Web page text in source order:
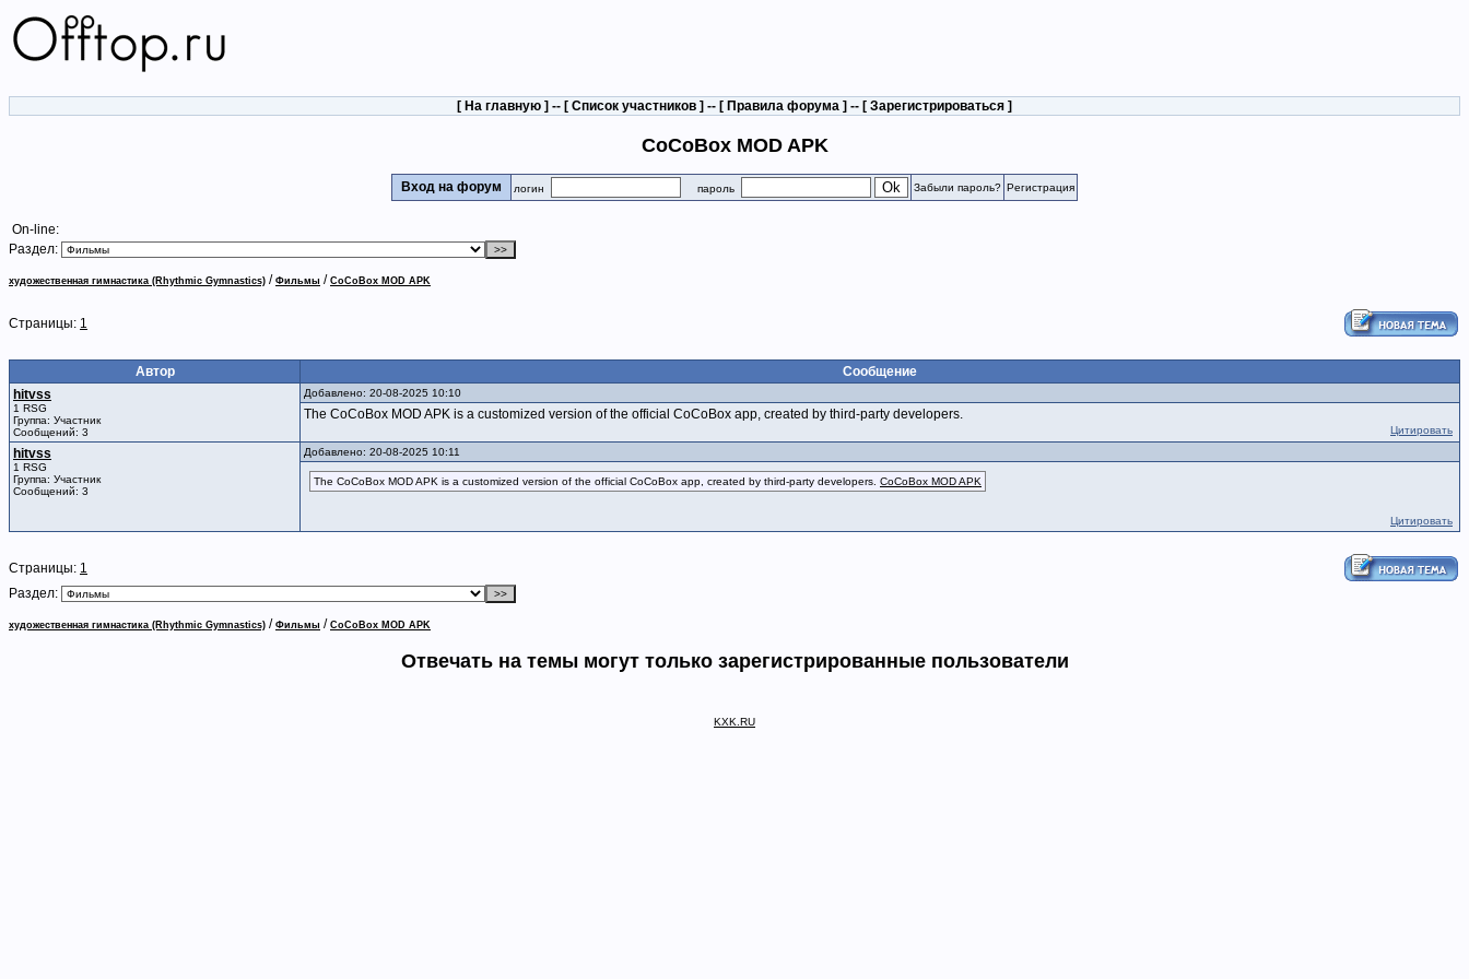
[ На главную ] -- [ Список участников ] -- [ Правила форума ] -- [ Зарегистрироваться ]
CoCoBox MOD APK
Вход на форум логин пароль Забыли пароль? Регистрация
On-line:
Раздел:
художественная гимнастика (Rhythmic Gymnastics) / Фильмы / CoCoBox MOD APK
Страницы: 1
Автор
Сообщение
hitvss
1 RSG
Группа: Участник
Сообщений: 3
Добавлено: 20-08-2025 10:10
The CoCoBox MOD APK is a customized version of the official CoCoBox app, created by third-party developers.
Цитировать
hitvss
1 RSG
Группа: Участник
Сообщений: 3
Добавлено: 20-08-2025 10:11
The CoCoBox MOD APK is a customized version of the official CoCoBox app, created by third-party developers. CoCoBox MOD APK
Цитировать
Страницы: 1
Раздел:
художественная гимнастика (Rhythmic Gymnastics) / Фильмы / CoCoBox MOD APK
Отвечать на темы могут только зарегистрированные пользователи
KXK.RU